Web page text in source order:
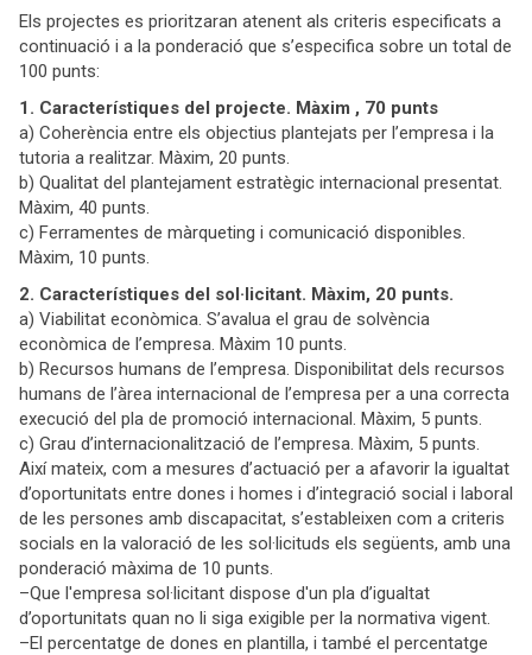
Els projectes es prioritzaran atenent als criteris especificats a
continuació i a la ponderació que s’especifica sobre un total de
100 punts:
1. Característiques del projecte. Màxim , 70 punts
a) Coherència entre els objectius plantejats per l’empresa i la
tutoria a realitzar. Màxim, 20 punts.
b) Qualitat del plantejament estratègic internacional presentat.
Màxim, 40 punts.
c) Ferramentes de màrqueting i comunicació disponibles.
Màxim, 10 punts.
2. Característiques del sol·licitant. Màxim, 20 punts.
a) Viabilitat econòmica. S’avalua el grau de solvència
econòmica de l’empresa. Màxim 10 punts.
b) Recursos humans de l’empresa. Disponibilitat dels recursos
humans de l’àrea internacional de l’empresa per a una correcta
execució del pla de promoció internacional. Màxim, 5 punts.
c) Grau d’internacionalització de l’empresa. Màxim, 5 punts.
Així mateix, com a mesures d’actuació per a afavorir la igualtat
d’oportunitats entre dones i homes i d’integració social i laboral
de les persones amb discapacitat, s’estableixen com a criteris
socials en la valoració de les sol·licituds els següents, amb una
ponderació màxima de 10 punts.
–Que l'empresa sol·licitant dispose d'un pla d’igualtat
d’oportunitats quan no li siga exigible per la normativa vigent.
–El percentatge de dones en plantilla, i també el percentatge